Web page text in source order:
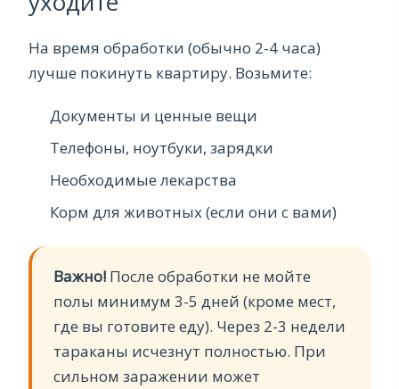
На время обработки (обычно 2-4 часа)
лучше покинуть квартиру. Возьмите:
Документы и ценные вещи
Телефоны, ноутбуки, зарядки
Необходимые лекарства
Корм для животных (если они с вами)
Важно! После обработки не мойте
полы минимум 3-5 дней (кроме мест,
где вы готовите еду). Через 2-3 недели
тараканы исчезнут полностью. При
сильном заражении может